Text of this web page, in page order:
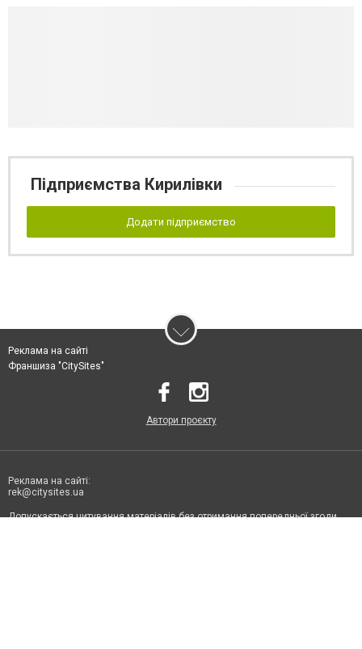
Підприємства Кирилівки
Додати підприємство
Реклама на сайті
Франшиза "CitySites"
Автори проєкту
Реклама на сайті:
rek@citysites.ua
Допускається цитування матеріалів без отримання попередньої згоди